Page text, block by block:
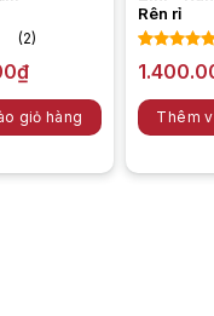
(2)
₫
giỏ hàng
Rên rỉ
5.00trên
1
đánh giá
Thêm